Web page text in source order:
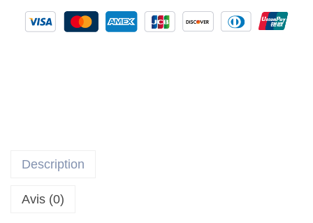
Description
Avis (0)